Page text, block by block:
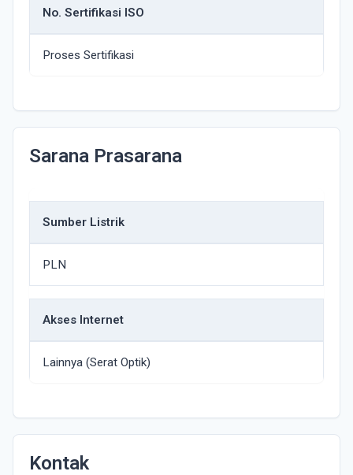
No. Sertifikasi ISO
Proses Sertifikasi
Sarana Prasarana
Sumber Listrik
PLN
Akses Internet
Lainnya (Serat Optik)
Kontak